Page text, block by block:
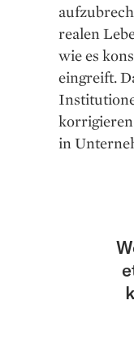
realen
wie es
eingreift.
in